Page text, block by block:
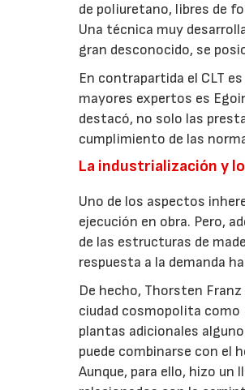
de poliuretano, libres de
Una técnica muy
gran desconocido, se
En contrapartida el CLT
mayores expertos es
destacó, no solo las
cumplimiento de las
La industrialización y
Uno de los aspectos
ejecución en obra. Pero,
de las estructuras de
respuesta a la demanda
De hecho, Thorsten
ciudad cosmopolita como
plantas adicionales
puede combinarse con el
Aunque, para ello, hizo un